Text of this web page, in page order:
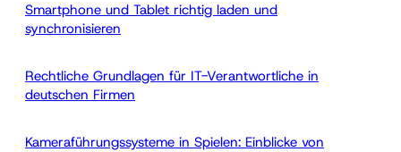
Smartphone und Tablet richtig laden und
synchronisieren
Rechtliche Grundlagen für IT-Verantwortliche in
deutschen Firmen
Kameraführungssysteme in Spielen: Einblicke von